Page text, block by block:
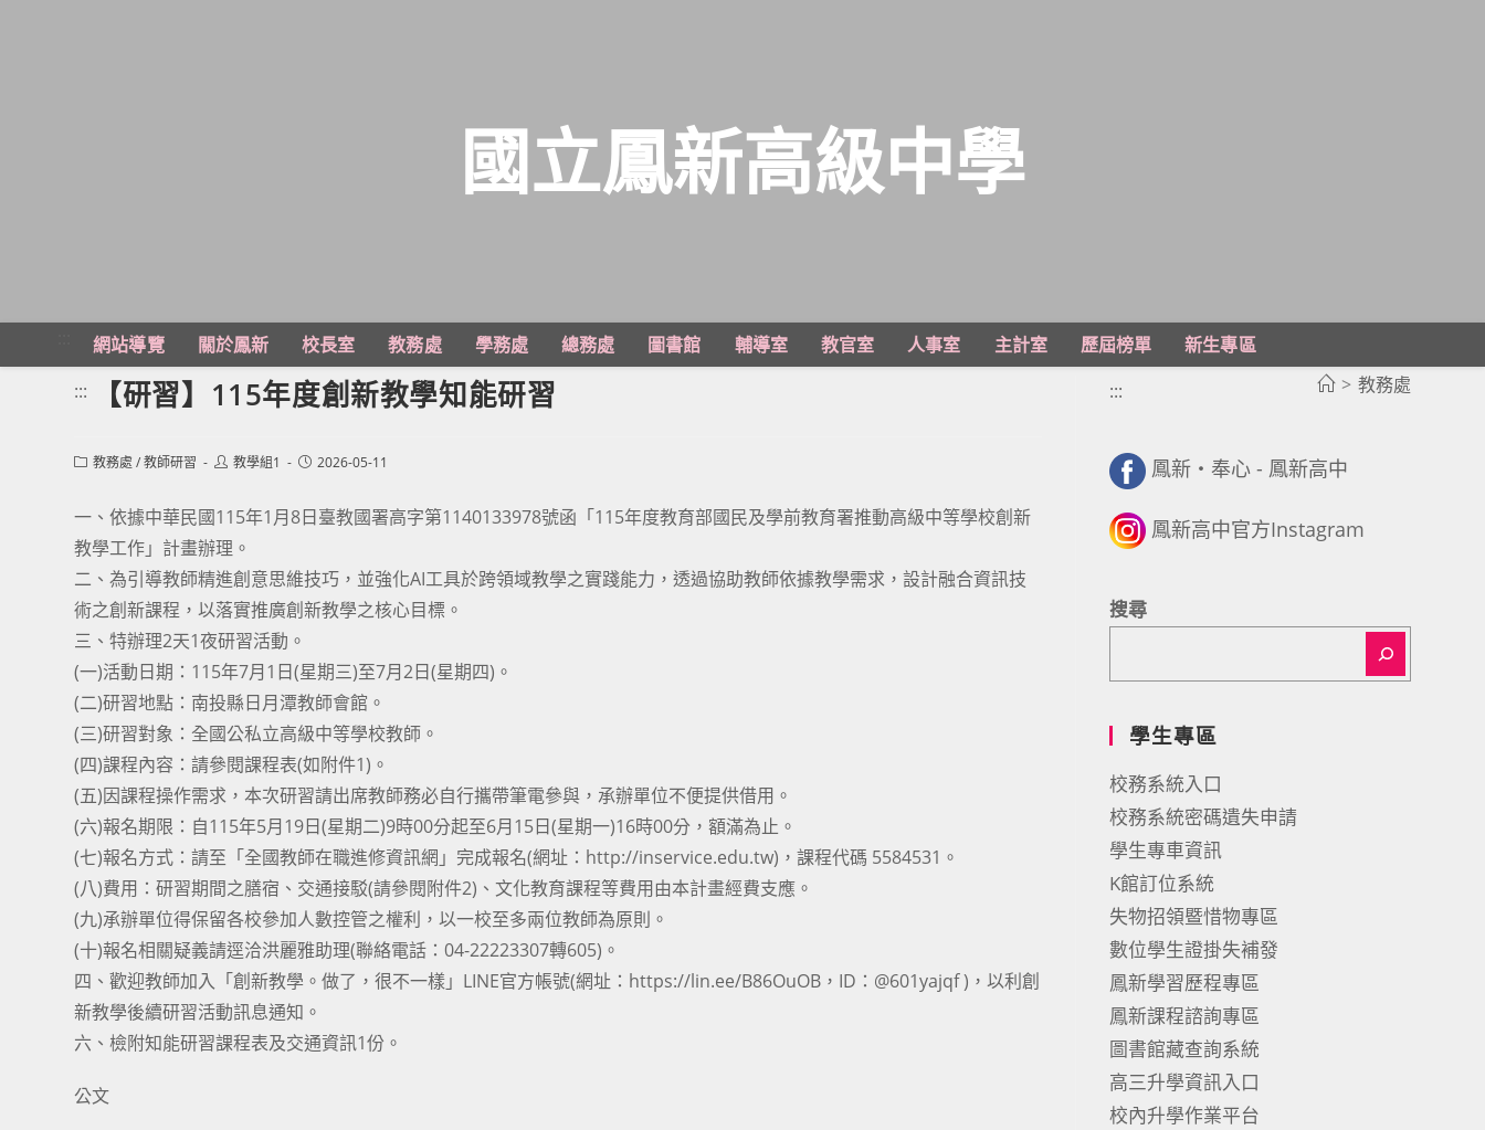
主
國立鳳新高級中學
網站導覽 關於鳳新 校長室 教務處 學務處 總務處 圖書館 輔導室 教官室 人事室 主計室 歷屆榜單
新生專區
> 教務處
::: 【研習】115年度創新教學知能研習
Post教務處 /教師研習
Post教學組1
Post2026-05-11
一、依據中華民國115年1月8日臺教國署高字第1140133978號函「115年度教育部國民及學前教育署推動高級中等學校創新
教學工作」計畫辦理。
二、為引導教師精進創意思維技巧，並強化AI工具於跨領域教學之實踐能力，透過協助教師依據教學需求，設計融合資訊技
術之創新課程，以落實推廣創新教學之核心目標。
三、特辦理2天1夜研習活動。
(一)活動日期：115年7月1日(星期三)至7月2日(星期四)。
(二)研習地點：南投縣日月潭教師會館。
(三)研習對象：全國公私立高級中等學校教師。
(四)課程內容：請參閱課程表(如附件1)。
(五)因課程操作需求，本次研習請出席教師務必自行攜帶筆電參與，承辦單位不便提供借用。
(六)報名期限：自115年5月19日(星期二)9時00分起至6月15日(星期一)16時00分，額滿為止。
(七)報名方式：請至「全國教師在職進修資訊網」完成報名(網址：http://inservice.edu.tw)，課程代碼 5584531。
(八)費用：研習期間之膳宿、交通接駁(請參閱附件2)、文化教育課程等費用由本計畫經費支應。
(九)承辦單位得保留各校參加人數控管之權利，以一校至多兩位教師為原則。
(十)報名相關疑義請逕洽洪麗雅助理(聯絡電話：04-22223307轉605)。
四、歡迎教師加入「創新教學。做了，很不一樣」LINE官方帳號(網址：https://lin.ee/B86OuOB，ID：@601yajqf )，以利創
新教學後續研習活動訊息通知。
六、檢附知能研習課程表及交通資訊1份。
公文
:::
鳳新・奉心 - 鳳新高中
鳳新高中官方Instagram
搜尋
學生專區
校務系統入口
校務系統密碼遺失申請
學生專車資訊
K館訂位系統
失物招領暨惜物專區
數位學生證掛失補發
鳳新學習歷程專區
鳳新課程諮詢專區
圖書館藏查詢系統
高三升學資訊入口
校內升學作業平台